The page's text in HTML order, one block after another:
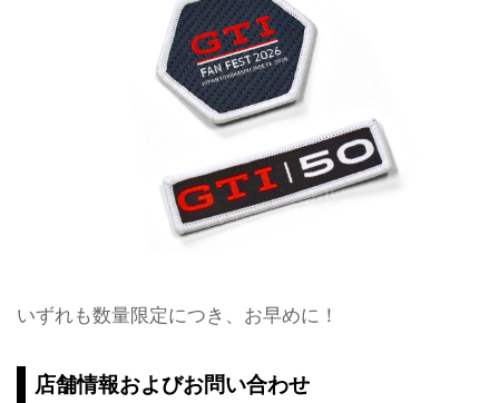
いずれも数量限定につき、お早めに！
店舗情報およびお問い合わせ